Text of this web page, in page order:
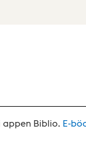
appen Biblio. E-